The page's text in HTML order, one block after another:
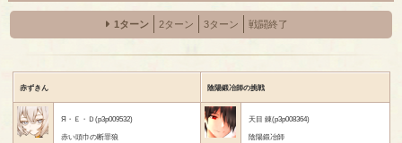
1ターン 2ターン 3ターン 戦闘終了
赤ずきん 陰陽鍛冶師の挑戦
Я・Ｅ・Ｄ(p3p009532)
赤い頭巾の断罪狼
天目 錬(p3p008364)
陰陽鍛冶師